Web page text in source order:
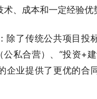
、成本和一定经验优
除了传统公共项目投
公私合营）、“投资+
企业提供了更优的合